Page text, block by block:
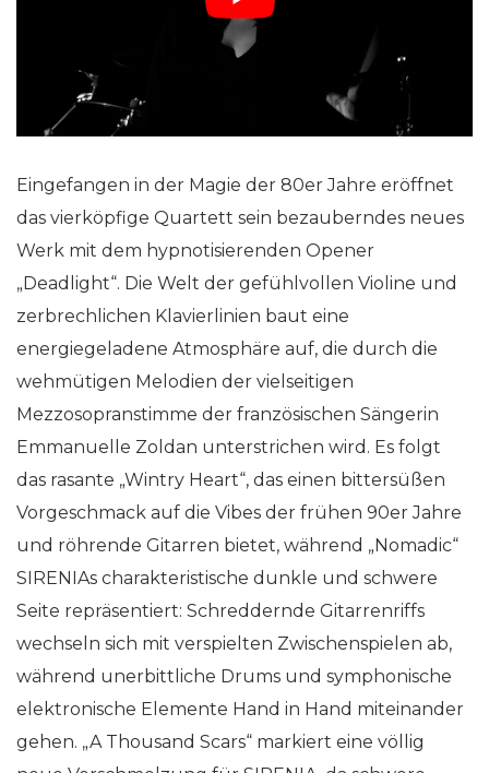
Eingefangen in der Magie der 80er Jahre eröffnet
das vierköpfige Quartett sein bezauberndes neues
Werk mit dem hypnotisierenden Opener
„Deadlight“. Die Welt der gefühlvollen Violine und
zerbrechlichen Klavierlinien baut eine
energiegeladene Atmosphäre auf, die durch die
wehmütigen Melodien der vielseitigen
Mezzosopranstimme der französischen Sängerin
Emmanuelle Zoldan unterstrichen wird. Es folgt
das rasante „Wintry Heart“, das einen bittersüßen
Vorgeschmack auf die Vibes der frühen 90er Jahre
und röhrende Gitarren bietet, während „Nomadic“
SIRENIAs charakteristische dunkle und schwere
Seite repräsentiert: Schreddernde Gitarrenriffs
wechseln sich mit verspielten Zwischenspielen ab,
während unerbittliche Drums und symphonische
elektronische Elemente Hand in Hand miteinander
gehen. „A Thousand Scars“ markiert eine völlig